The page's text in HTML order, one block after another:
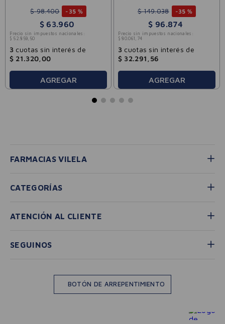
$ 98.400 - 35 %
$ 63.960
Precio sin impuestos nacionales:
$ 52 .859 50
3cuotas sin interés de
$ 21.320 00
AGREGAR
$ 149.038 -35 %
$ 96.874
Precio sin impuestos nacionales:
$ 80.061 74
3cuotas sin interés de
$ 32.291 56
AGREGAR
FARMACIAS VILELA
CATEGORÍAS
ATENCIÓN AL CLIENTE
SEGUINOS
BOTÓN DE ARREPENTIMIENTO